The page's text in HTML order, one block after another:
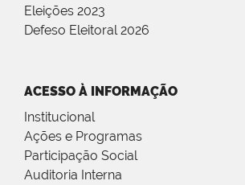
Eleições 2023
Defeso Eleitoral 2026
ACESSO À INFORMAÇÃO
Institucional
Ações e Programas
Participação Social
Auditoria Interna